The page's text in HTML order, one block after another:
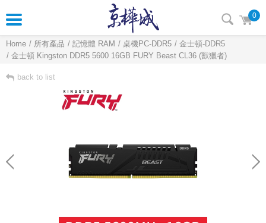
0
Home 所有產品 記憶體 RAM 桌機PC-DDR5
金士頓-DDR5
金士頓 Kingston DDR5 5600 16GB FURY Beast CL36 (獸獵者)
back to list